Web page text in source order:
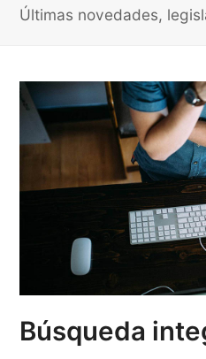
Últimas novedades,
Búsqueda